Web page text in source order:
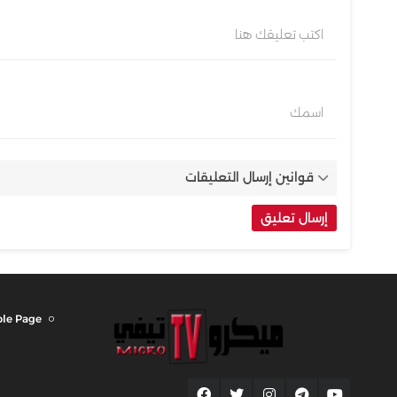
اكتب تعليقك هنا
اسمك
قوانين إرسال التعليقات
Page